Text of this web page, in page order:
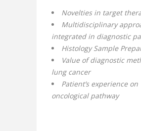
Novelties in target
Multidisciplinary
integrated in diagnostic
Histology Sample
Value of diagnostic
lung cancer
Patient’s experience on
oncological pathway